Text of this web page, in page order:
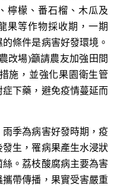
檸檬、番石榴、木瓜及
果等作物採收期，一期
條件是病害好發環境。
改場)籲請農友加強田間
施，並強化果園衛生管
下藥，避免疫情蔓延而
季為病害好發時期，疫
生，罹病果產生水浸狀
。荔枝酸腐病主要為害
帶傳播，果實受害嚴重